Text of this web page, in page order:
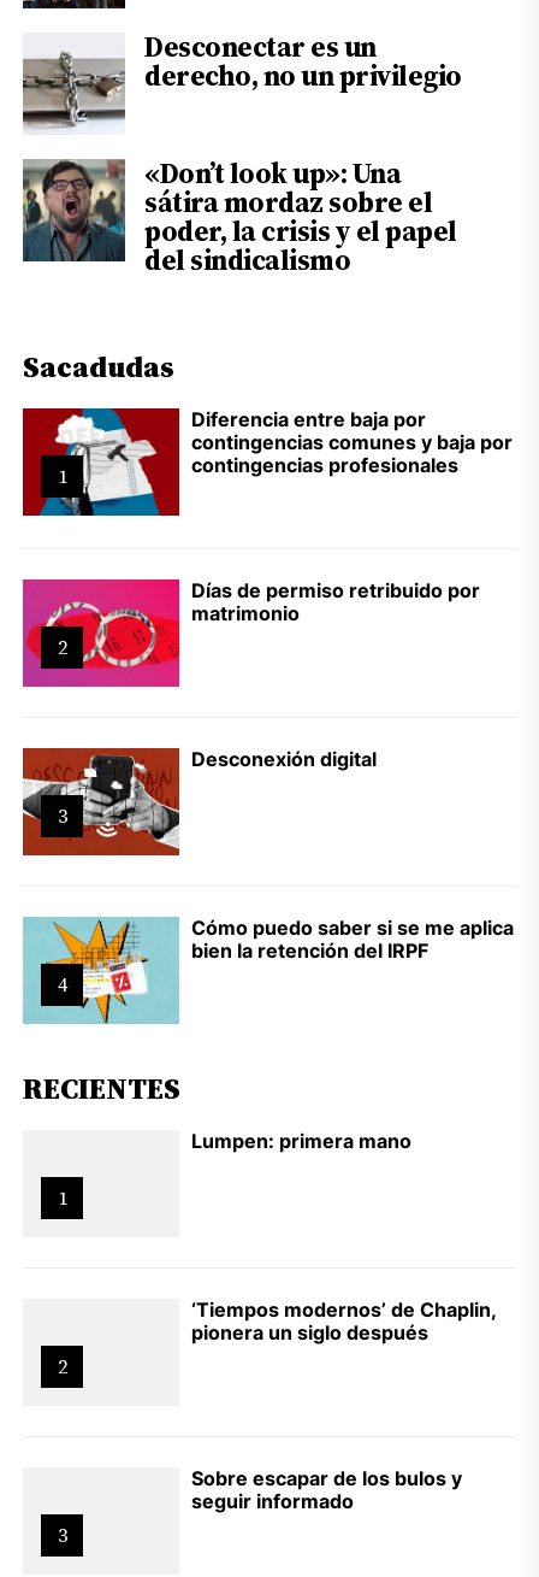
Desconectar es un
derecho, no un privilegio
«Don’t look up»: Una
sátira mordaz sobre el
poder, la crisis y el papel
del sindicalismo
Sacadudas
1
Diferencia entre baja por
contingencias comunes y baja por
contingencias profesionales
2
Días de permiso retribuido por
matrimonio
3
Desconexión digital
4
Cómo puedo saber si se me aplica
bien la retención del IRPF
RECIENTES
1
Lumpen: primera mano
2
‘Tiempos modernos’ de Chaplin,
pionera un siglo después
3
Sobre escapar de los bulos y
seguir informado